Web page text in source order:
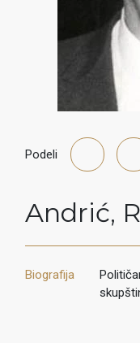
Podeli
Andrić,
Biografija